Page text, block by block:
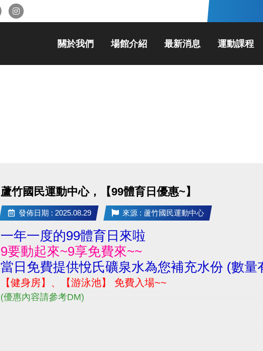
關於我們 場館介紹 最新消息 運動課程
蘆竹國民運動中心，【99體育日優惠~】
發佈日期 : 2025.08.29 來源 : 蘆竹國民運動中心
一年一度的99體育日來啦
9要動起來~9享免費來~~
當日免費提供悅氏礦泉水為您補充水份 (數量
【健身房】、【游泳池】 免費入場~~
(優惠內容請參考DM)